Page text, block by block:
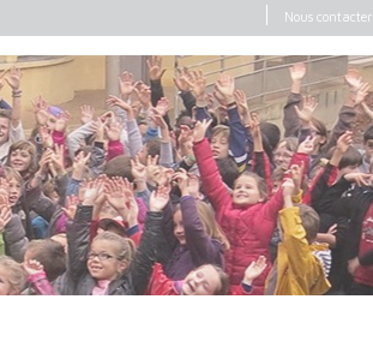
Nous contacter